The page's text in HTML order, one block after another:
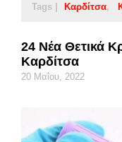
Tags | Καρδίτσα
24 Νέα Θετικά
Καρδίτσα
20 Μαΐου, 2022